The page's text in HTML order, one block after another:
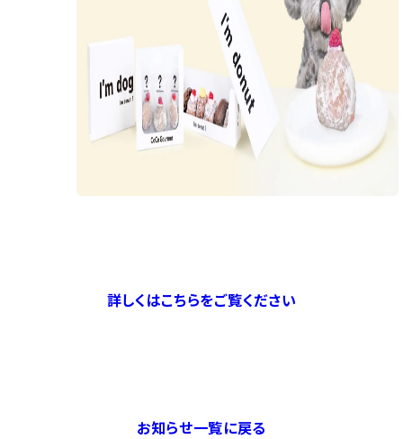
詳しくはこちらをご覧ください
お知らせ一覧に戻る